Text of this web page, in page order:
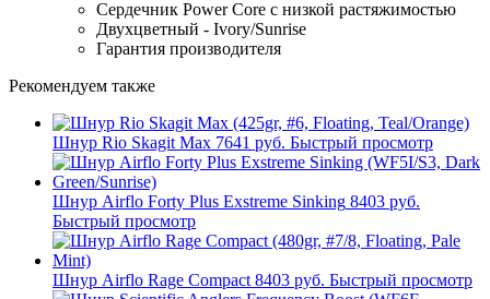
Сердечник Power Core с низкой растяжимостью
Двухцветный - Ivory/Sunrise
Гарантия производителя
Рекомендуем также
Шнур Rio Skagit Max 7641 руб. Быстрый просмотр
Шнур Airflo Forty Plus Exstreme Sinking 8403 руб.
Быстрый просмотр
Шнур Airflo Rage Compact 8403 руб. Быстрый просмотр